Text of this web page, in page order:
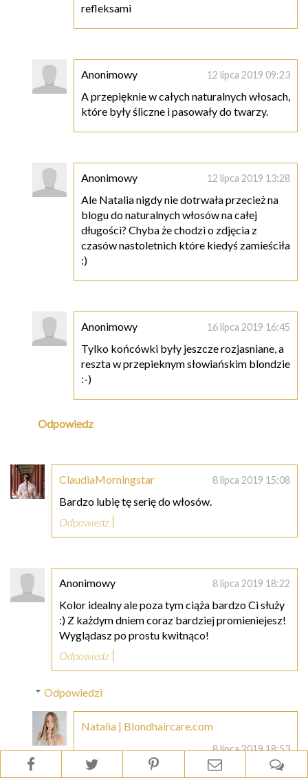
refleksami
Anonimowy 12 lipca 2019 09:23
A przepięknie w całych naturalnych włosach,
które były śliczne i pasowały do twarzy.
Anonimowy 12 lipca 2019 13:28
Ale Natalia nigdy nie dotrwała przecież na
blogu do naturalnych włosów na całej
długości? Chyba że chodzi o zdjęcia z
czasów nastoletnich które kiedyś zamieściła
:)
Anonimowy 16 lipca 2019 16:45
Tylko końcówki były jeszcze rozjasniane, a
reszta w przepieknym słowiańskim blondzie
:-)
Odpowiedz
ClaudiaMorningstar 8 lipca 2019 15:08
Bardzo lubię tę serię do włosów.
Odpowiedz
Anonimowy 8 lipca 2019 18:22
Kolor idealny ale poza tym ciąża bardzo Ci służy
:) Z każdym dniem coraz bardziej promieniejesz!
Wyglądasz po prostu kwitnąco!
Odpowiedz
Odpowiedzi
Natalia | Blondhaircare.com
8 lipca 2019 18:53
Dziękuję :-)